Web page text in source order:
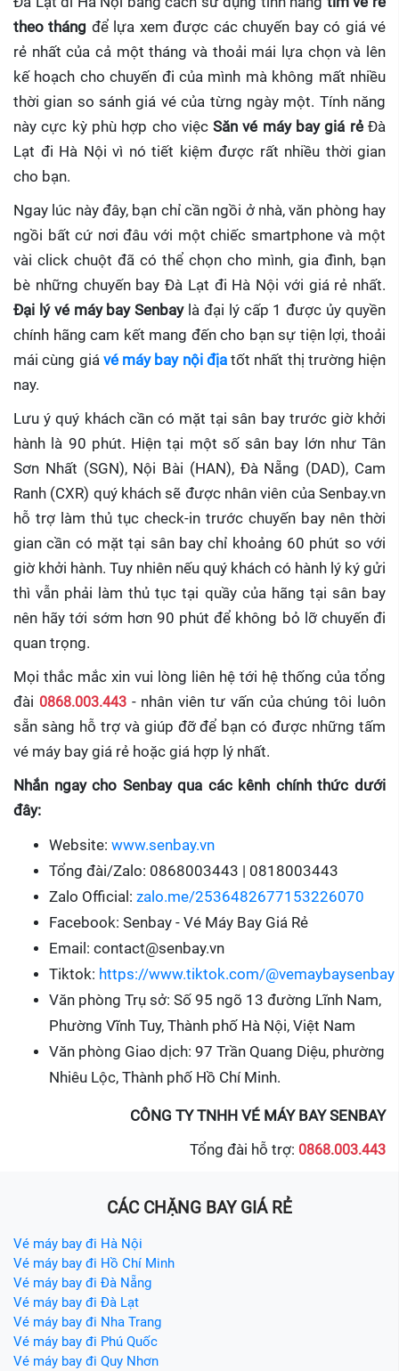
theo tháng để lựa xem được các chuyến bay có giá vé
rẻ nhất của cả một tháng và thoải mái lựa chọn và lên
kế hoạch cho chuyến đi của mình mà không mất nhiều
thời gian so sánh giá vé của từng ngày một. Tính năng
này cực kỳ phù hợp cho việcSăn vé máy bay giá rẻĐà
Lạt đi Hà Nội vì nó tiết kiệm được rất nhiều thời gian
cho bạn.
Ngay lúc này đây, bạn chỉ cần ngồi ở nhà, văn phòng hay
ngồi bất cứ nơi đâu với một chiếc smartphone và một
vài click chuột đã có thể chọn cho mình, gia đình, bạn
bè những chuyến bay Đà Lạt đi Hà Nội với giá rẻ nhất.
Đại lý vé máy bay Senbay là đại lý cấp 1 được ủy quyền
chính hãng cam kết mang đến cho bạn sự tiện lợi, thoải
mái cùng giá vé máy bay nội địa tốt nhất thị trường hiện
nay.
Lưu ý quý khách cần có mặt tại sân bay trước giờ khởi
hành là 90 phút. Hiện tại một số sân bay lớn như Tân
Sơn Nhất (SGN), Nội Bài (HAN), Đà Nẵng (DAD), Cam
Ranh (CXR) quý khách sẽ được nhân viên của Senbay.vn
hỗ trợ làm thủ tục check-in trước chuyến bay nên thời
gian cần có mặt tại sân bay chỉ khoảng 60 phút so với
giờ khởi hành. Tuy nhiên nếu quý khách có hành lý ký gửi
thì vẫn phải làm thủ tục tại quầy của hãng tại sân bay
nên hãy tới sớm hơn 90 phút để không bỏ lỡ chuyến đi
quan trọng.
Mọi thắc mắc xin vui lòng liên hệ tới hệ thống của tổng
đài 0868.003.443- nhân viên tư vấn của chúng tôi luôn
sẵn sàng hỗ trợ và giúp đỡ để bạn có được những tấm
vé máy bay giá rẻ hoặc giá hợp lý nhất.
Nhắn ngay cho Senbay qua các kênh chính thức dưới
đây:
Website: www.senbay.vn
Tổng đài/Zalo: 0868003443 | 0818003443
Zalo Official: zalo.me/2536482677153226070
Facebook: Senbay - Vé Máy Bay Giá Rẻ
Email: contact@senbay.vn
Tiktok: https://www.tiktok.com/@vemaybaysenbay
Văn phòng Trụ sở: Số 95 ngõ 13 đường Lĩnh Nam,
Phường Vĩnh Tuy, Thành phố Hà Nội, Việt Nam
Văn phòng Giao dịch: 97 Trần Quang Diệu, phường
Nhiêu Lộc, Thành phố Hồ Chí Minh.
CÔNG TY TNHH VÉ MÁY BAY SENBAY
Tổng đài hỗ trợ: 0868.003.443
CÁC CHẶNG BAY GIÁ RẺ
Vé máy bay đi Hà Nội
Vé máy bay đi Hồ Chí Minh
Vé máy bay đi Đà Nẵng
Vé máy bay đi Đà Lạt
Vé máy bay đi Nha Trang
Vé máy bay đi Phú Quốc
Vé máy bay đi Quy Nhơn